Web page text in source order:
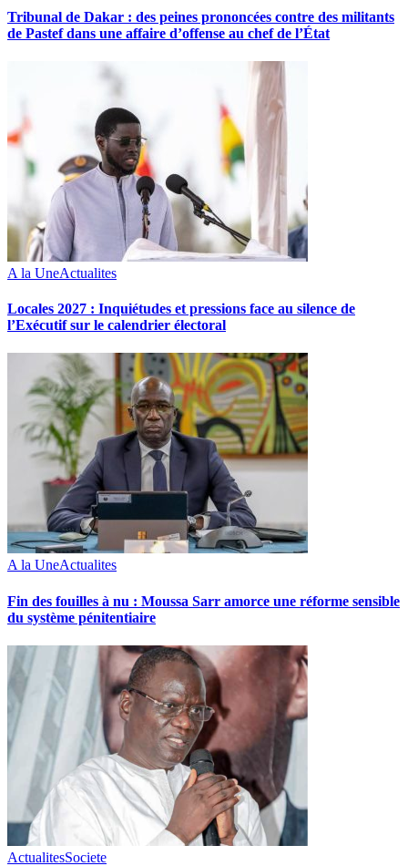
Tribunal de Dakar : des peines prononcées contre des militants
de Pastef dans une affaire d’offense au chef de l’État
A la UneActualites
Locales 2027 : Inquiétudes et pressions face au silence de
l’Exécutif sur le calendrier électoral
A la UneActualites
Fin des fouilles à nu : Moussa Sarr amorce une réforme sensible
du système pénitentiaire
ActualitesSociete